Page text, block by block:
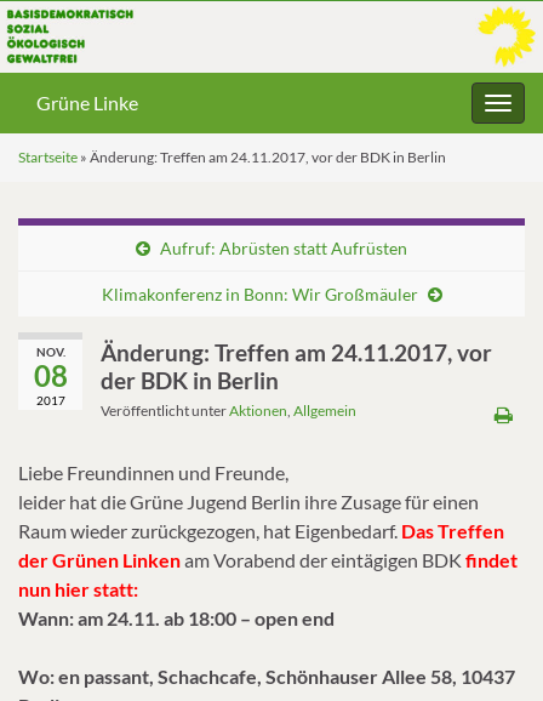
Grüne Linke
Startseite » Änderung: Treffen am 24.11.2017, vor der BDK in Berlin
Aufruf: Abrüsten statt Aufrüsten
Klimakonferenz in Bonn: Wir Großmäuler
NOV.
08
2017
Änderung: Treffen am 24.11.2017, vor
der BDK in Berlin
Veröffentlicht unterAktionen Allgemein
Liebe Freundinnen und Freunde,
leider hat die Grüne Jugend Berlin ihre Zusage für einen
Raum wieder zurückgezogen, hat Eigenbedarf. Das Treffen
der Grünen Linkenam Vorabend der eintägigen BDK findet
nun hier statt:
Wann: am 24.11. ab 18:00 – open end
Wo:en passant, Schachcafe, Schönhauser Allee 58, 10437